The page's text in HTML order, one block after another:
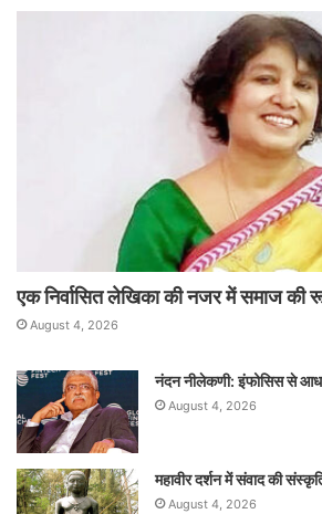
एक निर्वासित लेखिका की नजर में समाज की
August 4, 2026
नंदन नीलेकणी: इंफोसिस से
August 4, 2026
महावीर दर्शन में संवाद की
August 4, 2026